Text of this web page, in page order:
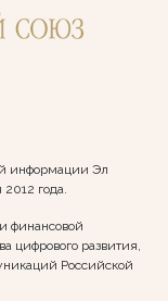
информации Эл
года.
финансовой
цифрового развития,
Российской